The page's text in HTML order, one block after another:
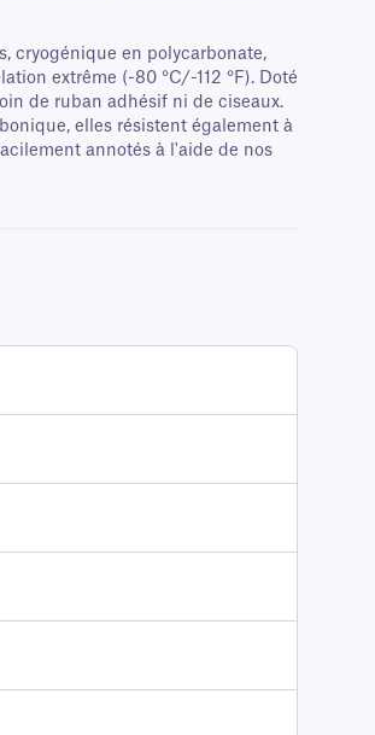
cryogénique en polycarbonate,
extrême (-80 °C/-112 °F). Doté
de ruban adhésif ni de ciseaux.
elles résistent également à
annotés à l'aide de nos